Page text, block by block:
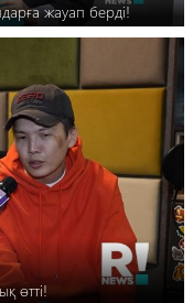
жауап берді!
өтті!